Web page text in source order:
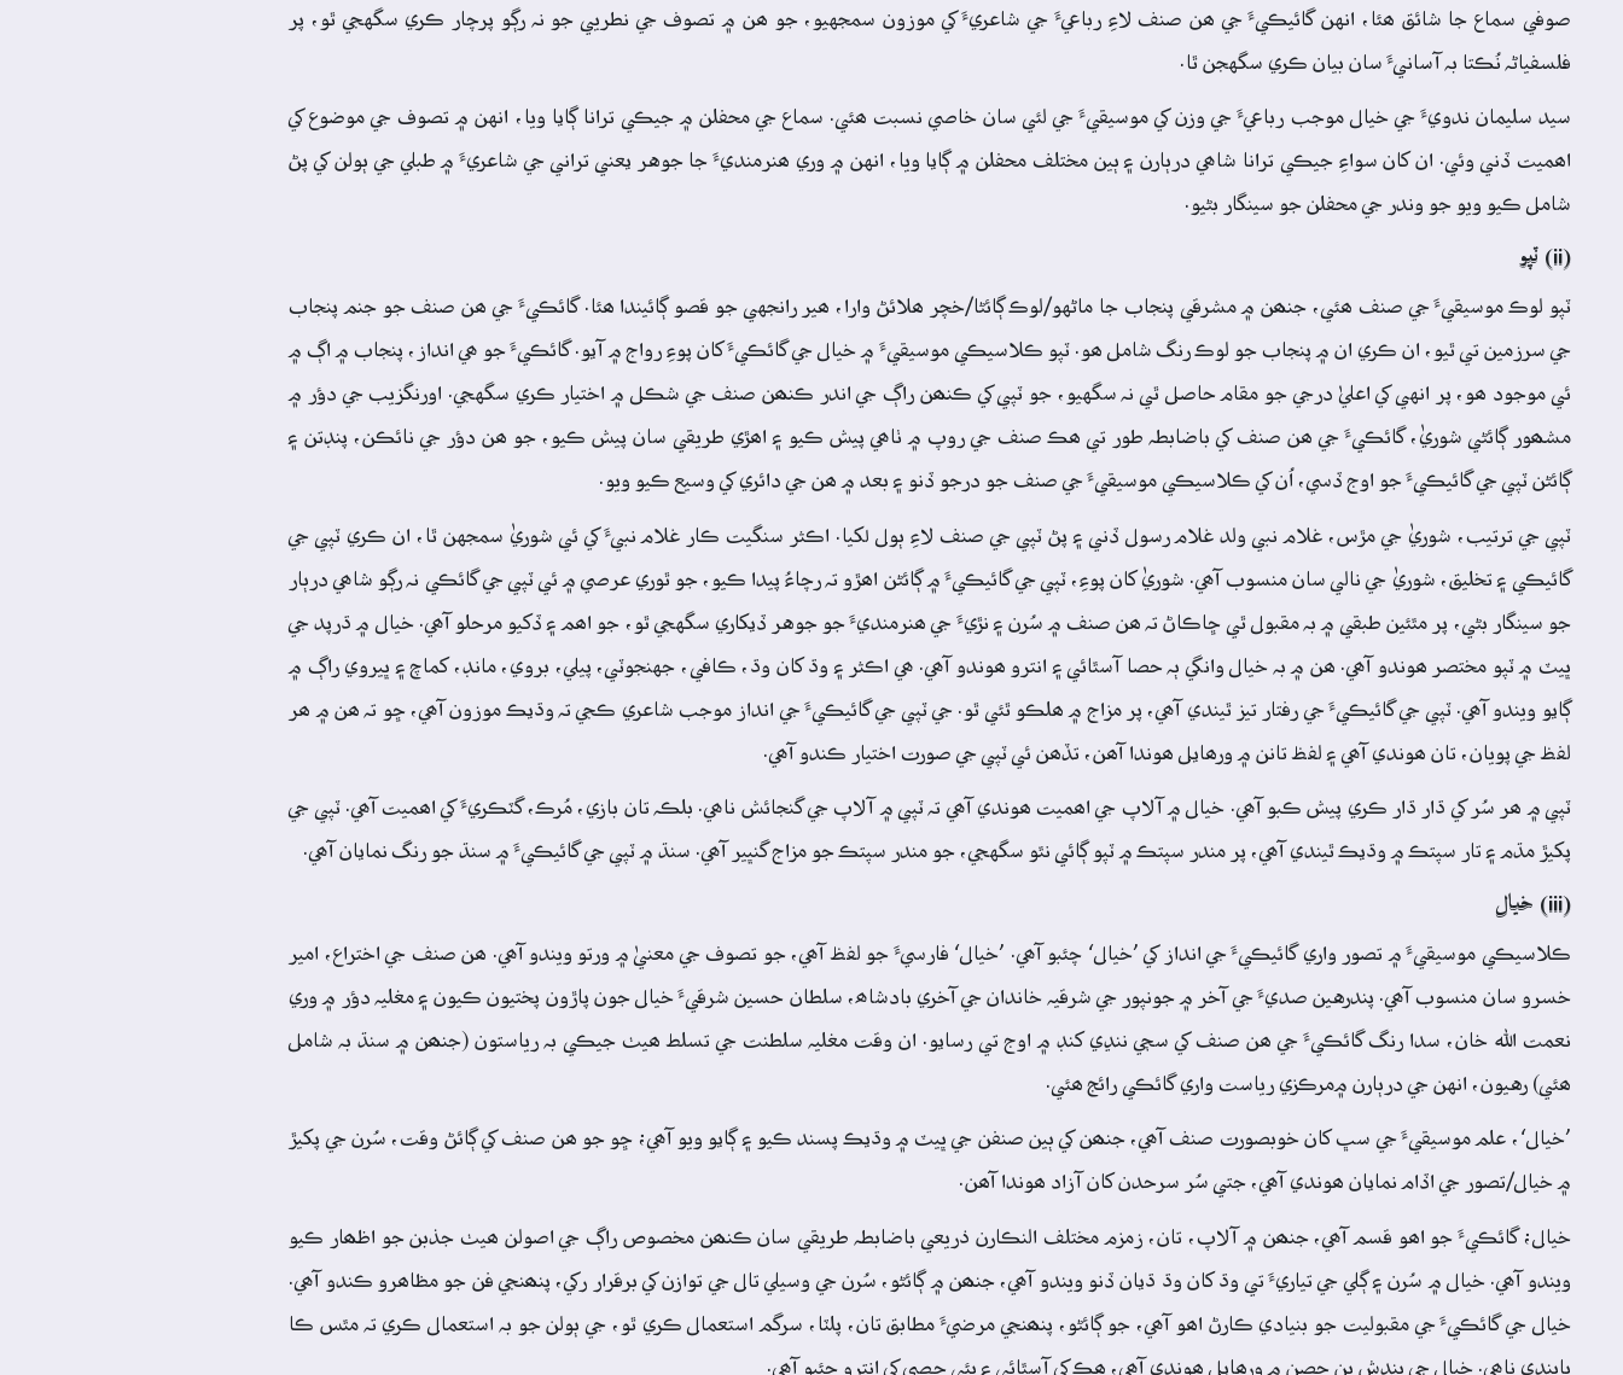
صوفي سماع جا شائق ھئا، انهن گائيڪيءَ جي ھن صنف لاءِ رباعيءَ جي شاعريءَ کي موزون سمجهيو، جو ھن ۾ تصوف جي نطريي جو نہ رڳو پرچار ڪري سگهجي ٿو، پر
فلسفياڻہ نُڪتا بہ آسانيءَ سان بيان ڪري سگهجن ٿا.
سيد سليمان ندويءَ جي خيال موجب رباعيءَ جي وزن کي موسيقيءَ جي لئي سان خاصي نسبت ھئي. سماع جي محفلن ۾ جيڪي ترانا ڳايا ويا، انهن ۾ تصوف جي موضوع کي
اھميت ڏني وئي. ان کان سواءِ جيڪي ترانا شاھي درٻارن ۽ ٻين مختلف محفلن ۾ ڳايا ويا، انهن ۾ وري ھنرمنديءَ جا جوهر يعني تراني جي شاعريءَ ۾ طبلي جي ٻولن کي پڻ
شامل ڪيو ويو جو وندر جي محفلن جو سينگار بڻيو.
(ii) ٽپو
ٽپو لوڪ موسيقيءَ جي صنف ھئي، جنھن ۾ مشرقي پنجاب جا ماڻهو/لوڪ ڳائڻا/خچر ھلائڻ وارا، ھير رانجهي جو قصو ڳائيندا ھئا. گائڪيءَ جي ھن صنف جو جنم پنجاب
جي سرزمين تي ٿيو، ان ڪري ان ۾ پنجاب جو لوڪ رنگ شامل ھو. ٽپو ڪلاسيڪي موسيقيءَ ۾ خيال جي گائڪيءَ کان پوءِ رواج ۾ آيو. گائڪيءَ جو ھي انداز، پنجاب ۾ اڳ ۾
ئي موجود ھو، پر انهي کي اعليٰ درجي جو مقام حاصل ٿي نہ سگهيو، جو ٽپي کي ڪنھن راڳ جي اندر ڪنھن صنف جي شڪل ۾ اختيار ڪري سگهجي. اورنگزيب جي دؤر ۾
مشھور ڳائڻي شوريٰ، گائڪيءَ جي ھن صنف کي باضابطہ طور تي ھڪ صنف جي روپ ۾ ٺاھي پيش ڪيو ۽ اھڙي طريقي سان پيش ڪيو، جو ھن دؤر جي نائڪن، پنڊتن ۽
ڳائڻن ٽپي جي گائيڪيءَ جو اوج ڏسي، اُن کي ڪلاسيڪي موسيقيءَ جي صنف جو درجو ڏنو ۽ بعد ۾ ھن جي دائري کي وسيع ڪيو ويو.
ٽپي جي ترتيب، شوريٰ جي مڙس، غلام نبي ولد غلام رسول ڏني ۽ پڻ ٽپي جي صنف لاءِ ٻول لکيا. اڪثر سنگيت ڪار غلام نبيءَ کي ئي شوريٰ سمجهن ٿا، ان ڪري ٽپي جي
گائيڪي ۽ تخليق، شوريٰ جي نالي سان منسوب آھي. شوريٰ کان پوءِ، ٽپي جي گائيڪيءَ ۾ ڳائڻن اھڙو تہ رچاءُ پيدا ڪيو، جو ٿوري عرصي ۾ ئي ٽپي جي گائڪي نہ رڳو شاھي درٻار
جو سينگار بڻي، پر مٿئين طبقي ۾ بہ مقبول ٿي ڇاڪاڻ تہ ھن صنف ۾ سُرن ۽ نڙيءَ جي ھنرمنديءَ جو جوهر ڏيکاري سگهجي ٿو، جو اھم ۽ ڏکيو مرحلو آھي. خيال ۾ ڌرپد جي
ڀيٽ ۾ ٽپو مختصر ھوندو آھي. ھن ۾ بہ خيال وانگي ٻہ حصا آسٿائي ۽ انترو ھوندو آھي. ھي اڪثر ۽ وڌ کان وڌ، ڪافي، جهنجوٽي، پيلي، بروي، مانڊ، کماچ ۽ ڀيروي راڳ ۾
ڳايو ويندو آھي. ٽپي جي گائيڪيءَ جي رفتار تيز ٿيندي آھي، پر مزاج ۾ ھلڪو ٿئي ٿو. جي ٽپي جي گائيڪيءَ جي انداز موجب شاعري ڪجي تہ وڌيڪ موزون آھي، ڇو تہ ھن ۾ ھر
لفظ جي پويان، تان ھوندي آھي ۽ لفظ تانن ۾ ورھايل ھوندا آھن، تڏھن ئي ٽپي جي صورت اختيار ڪندو آھي.
ٽپي ۾ ھر سُر کي ڌار ڌار ڪري پيش ڪبو آھي. خيال ۾ آلاپ جي اھميت ھوندي آھي تہ ٽپي ۾ آلاپ جي گنجائش ناھي. بلڪہ تان بازي، مُرڪ، گٽڪريءَ کي اھميت آھي. ٽپي جي
پکيڙ مڌم ۽ تار سپتڪ ۾ وڌيڪ ٿيندي آھي، پر مندر سپتڪ ۾ ٽپو ڳائي نٿو سگهجي، جو مندر سپتڪ جو مزاج گنڀير آھي. سنڌ ۾ ٽپي جي گائيڪيءَ ۾ سنڌ جو رنگ نمايان آھي.
(iii) خيال
ڪلاسيڪي موسيقيءَ ۾ تصور واري گائيڪيءَ جي انداز کي ’خيال‘ چئبو آھي. ’خيال‘ فارسيءَ جو لفظ آھي، جو تصوف جي معنيٰ ۾ ورتو ويندو آھي. ھن صنف جي اختراع، امير
خسرو سان منسوب آھي. پندرهين صديءَ جي آخر ۾ جونپور جي شرقيہ خاندان جي آخري بادشاھ، سلطان حسين شرقيءَ خيال جون پاڙون پختيون ڪيون ۽ مغليہ دؤر ۾ وري
نعمت الله خان، سدا رنگ گائڪيءَ جي ھن صنف کي سڄي ننڍي کنڊ ۾ اوج تي رسايو. ان وقت مغليہ سلطنت جي تسلط ھيٺ جيڪي بہ رياستون (جنھن ۾ سنڌ بہ شامل
ھئي) رهيون، انهن جي درٻارن ۾مرڪزي رياست واري گائڪي رائج ھئي.
’خيال‘، علم موسيقيءَ جي سڀ کان خوبصورت صنف آھي، جنھن کي ٻين صنفن جي ڀيٽ ۾ وڌيڪ پسند ڪيو ۽ ڳايو ويو آھي؛ ڇو جو ھن صنف کي ڳائڻ وقت، سُرن جي پکيڙ
۾ خيال/تصور جي اڏام نمايان ھوندي آھي، جتي سُر سرحدن کان آزاد ھوندا آھن.
خيال؛ گائڪيءَ جو اھو قسم آھي، جنھن ۾ آلاپ، تان، زمزم مختلف النڪارن ذريعي باضابطہ طريقي سان ڪنھن مخصوص راڳ جي اصولن ھيٺ جذبن جو اظھار ڪيو
ويندو آھي. خيال ۾ سُرن ۽ ڳلي جي تياريءَ تي وڌ کان وڌ ڌيان ڏنو ويندو آھي، جنھن ۾ ڳائڻو، سُرن جي وسيلي تال جي توازن کي برقرار رکي، پنھنجي فن جو مظاھرو ڪندو آھي.
خيال جي گائڪيءَ جي مقبوليت جو بنيادي ڪارڻ اھو آھي، جو ڳائڻو، پنھنجي مرضيءَ مطابق تان، پلٽا، سرگم استعمال ڪري ٿو، جي ٻولن جو بہ استعمال ڪري تہ مٿس ڪا
پابندي ناھي. خيال جي بندش ٻن حصن ۾ ورھايل ھوندي آھي، ھڪ کي آسٿائي ۽ ٻئي حصي کي انترو چئبو آھي.